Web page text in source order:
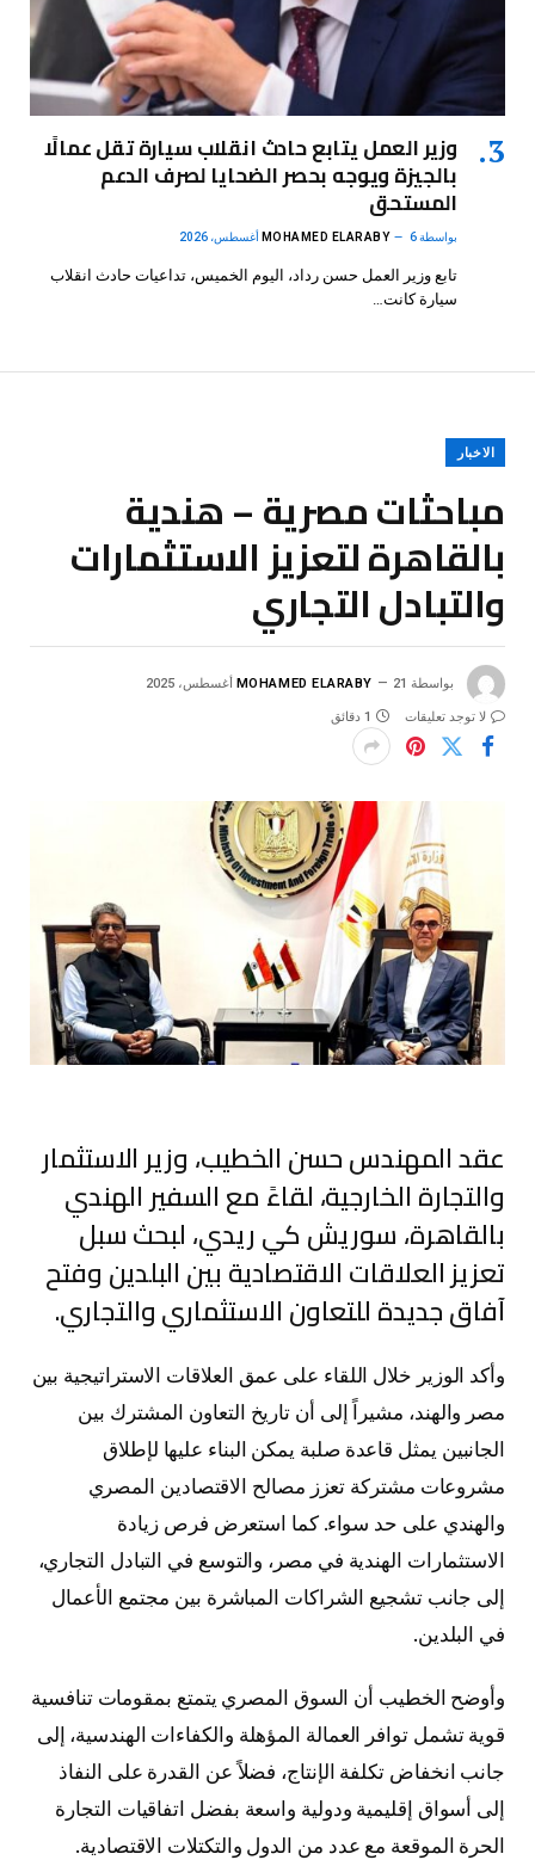
وزير العمل يتابع حادث انقلاب سيارة تقل عمالًا
بالجيزة ويوجه بحصر الضحايا لصرف الدعم
المستحق
بواسطة MOHAMED ELARABY 6 أغسطس، 2026
تابع وزير العمل حسن رداد، اليوم الخميس، تداعيات حادث انقلاب
سيارة كانت…
الاخبار
مباحثات مصرية – هندية
بالقاهرة لتعزيز الاستثمارات
والتبادل التجاري
بواسطة MOHAMED ELARABY 21 أغسطس، 2025
لا توجد تعليقات 1 دقائق
عقد المهندس حسن الخطيب، وزير الاستثمار
والتجارة الخارجية، لقاءً مع السفير الهندي
بالقاهرة، سوريش كي ريدي، لبحث سبل
تعزيز العلاقات الاقتصادية بين البلدين وفتح
آفاق جديدة للتعاون الاستثماري والتجاري.
وأكد الوزير خلال اللقاء على عمق العلاقات الاستراتيجية بين
مصر والهند، مشيراً إلى أن تاريخ التعاون المشترك بين
الجانبين يمثل قاعدة صلبة يمكن البناء عليها لإطلاق
مشروعات مشتركة تعزز مصالح الاقتصادين المصري
والهندي على حد سواء. كما استعرض فرص زيادة
الاستثمارات الهندية في مصر، والتوسع في التبادل التجاري،
إلى جانب تشجيع الشراكات المباشرة بين مجتمع الأعمال
في البلدين.
وأوضح الخطيب أن السوق المصري يتمتع بمقومات تنافسية
قوية تشمل توافر العمالة المؤهلة والكفاءات الهندسية، إلى
جانب انخفاض تكلفة الإنتاج، فضلاً عن القدرة على النفاذ
إلى أسواق إقليمية ودولية واسعة بفضل اتفاقيات التجارة
الحرة الموقعة مع عدد من الدول والتكتلات الاقتصادية.